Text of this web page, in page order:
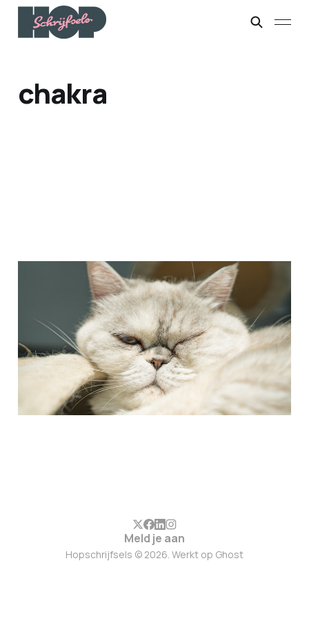
chakra
'Zeg... voor wíe doe jij dit
eigenlijk?’
26 jan. 20263 min leestijd
Meld je aan
Hopschrijfsels © 2026. Werkt op Ghost